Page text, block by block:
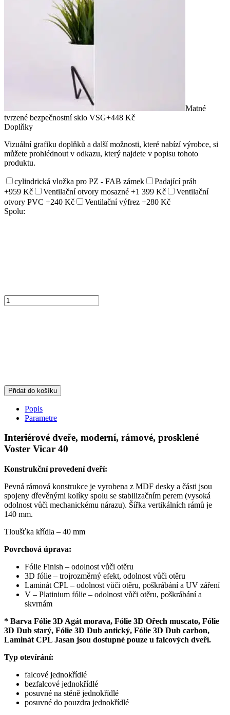
Matné
tvrzené bezpečnostní sklo VSG+448 Kč
Doplňky
Vizuální grafiku doplňků a další možnosti, které nabízí výrobce, si
můžete prohlédnout v odkazu, který najdete v popisu tohoto
produktu.
cylindrická vložka pro PZ - FAB zámek
Padající práh
+959 Kč
Ventilační otvory mosazné +1 399 Kč
Ventilační
otvory PVC +240 Kč Ventilační výfrez +280 Kč
Spolu:
Přidat do košíku
Popis
Parametre
Interiérové dveře, moderní, rámové, prosklené
Voster Vicar 40
Konstrukční provedení dveří:
Pevná rámová konstrukce je vyrobena z MDF desky a části jsou
spojeny dřevěnými kolíky spolu se stabilizačním perem (vysoká
odolnost vůči mechanickému nárazu). Šířka vertikálních rámů je
140 mm.
Tloušťka křídla – 40 mm
Povrchová úprava:
Fólie Finish – odolnost vůči otěru
3D fólie – trojrozměrný efekt, odolnost vůči otěru
Laminát CPL – odolnost vůči otěru, poškrábání a UV záření
V – Platinium fólie – odolnost vůči otěru, poškrábání a
skvrnám
* Barva Fólie 3D Agát morava, Fólie 3D Ořech muscato, Fólie
3D Dub starý, Fólie 3D Dub antický, Fólie 3D Dub carbon,
Laminát CPL Jasan jsou dostupné pouze u falcových dveří.
Typ otevírání:
falcové jednokřídlé
bezfalcové jednokřídlé
posuvné na stěně jednokřídlé
posuvné do pouzdra jednokřídlé